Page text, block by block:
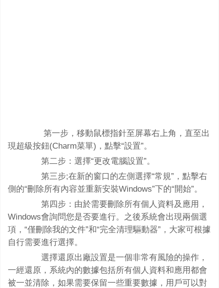
第一步，移動鼠標指針至屏幕右上角，直至出
現超級按鈕(Charm菜單)，點擊“設置”。
第二步：選擇“更改電腦設置”。
第三步;在新的窗口的左側選擇“常規”，點擊右
側的“刪除所有內容並重新安裝Windows”下的“開始”。
第四步：由於需要刪除所有個人資料及應用，
Windows會詢問您是否要進行。之後系統會出現兩個選
項，“僅刪除我的文件”和“完全清理驅動器”，大家可根據
自行需要進行選擇。
選擇還原出廠設置是一個非常有風險的操作，
一經還原，系統內的數據包括所有個人資料和應用都會
被一並清除，如果需要保留一些重要數據，用戶可以對